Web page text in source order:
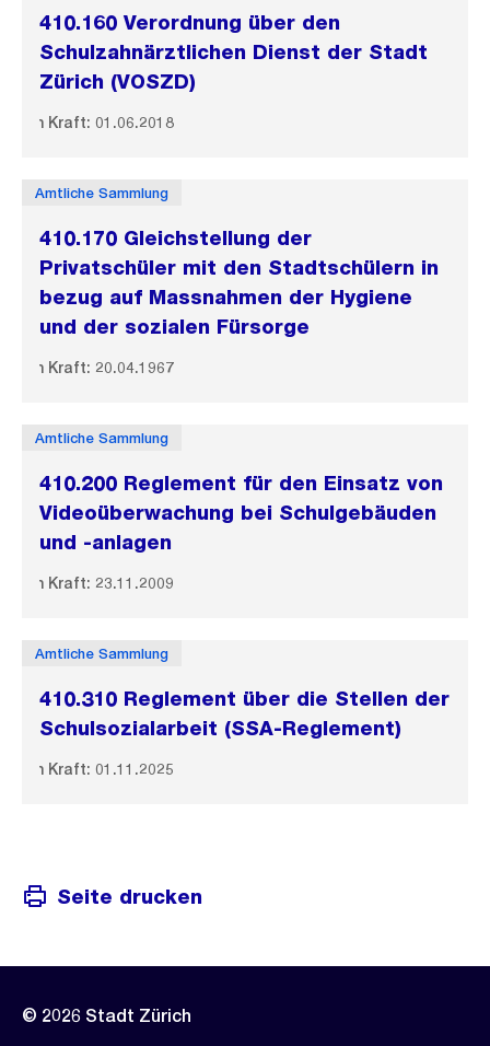
410.160 Verordnung über den
Schulzahnärztlichen Dienst der Stadt
Zürich (VOSZD)
In Kraft: 01.06.2018
Amtliche Sammlung
410.170 Gleichstellung der
Privatschüler mit den Stadtschülern in
bezug auf Massnahmen der Hygiene
und der sozialen Fürsorge
In Kraft: 20.04.1967
Amtliche Sammlung
410.200 Reglement für den Einsatz von
Videoüberwachung bei Schulgebäuden
und -anlagen
In Kraft: 23.11.2009
Amtliche Sammlung
410.310 Reglement über die Stellen der
Schulsozialarbeit (SSA-Reglement)
In Kraft: 01.11.2025
Seite drucken
© 2026 Stadt Zürich